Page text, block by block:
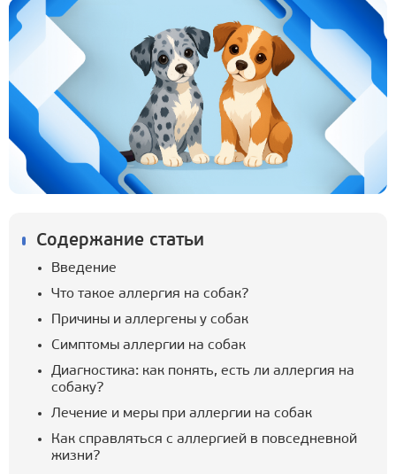
Содержание статьи
Введение
Что такое аллергия на собак?
Причины и аллергены у собак
Симптомы аллергии на собак
Диагностика: как понять, есть ли аллергия на
собаку?
Лечение и меры при аллергии на собак
Как справляться с аллергией в повседневной
жизни?